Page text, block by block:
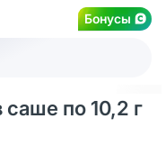
Бонусы
по 10,2 г